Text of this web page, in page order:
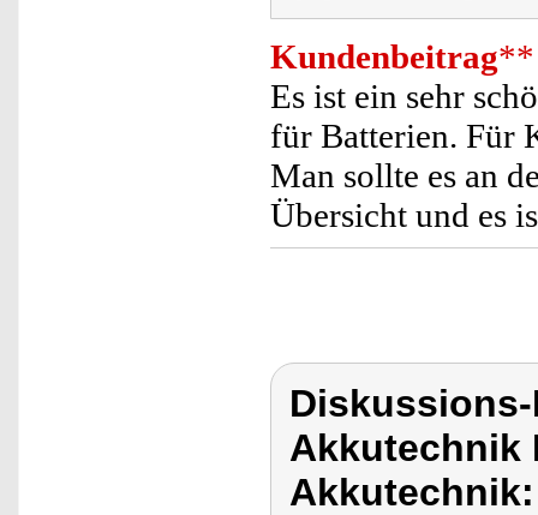
Kundenbeitrag**
Es ist ein sehr
für Batterien. Für
Man sollte es an
Übersicht und es
Akkutechnik
Akkutechnik: